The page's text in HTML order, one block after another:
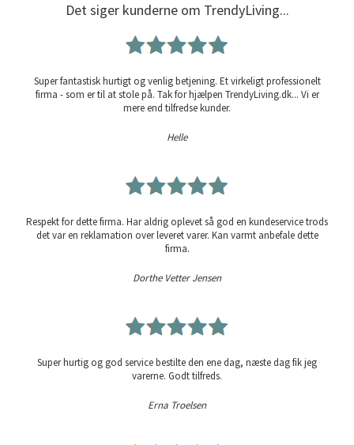
Det siger kunderne om TrendyLiving...
Super fantastisk hurtigt og venlig betjening. Et virkeligt professionelt
firma - som er til at stole på. Tak for hjælpen TrendyLiving.dk... Vi er
mere end tilfredse kunder.
Helle
Respekt for dette firma. Har aldrig oplevet så god en kundeservice trods
det var en reklamation over leveret varer. Kan varmt anbefale dette
firma.
Dorthe Vetter Jensen
Super hurtig og god service bestilte den ene dag, næste dag fik jeg
varerne. Godt tilfreds.
Erna Troelsen